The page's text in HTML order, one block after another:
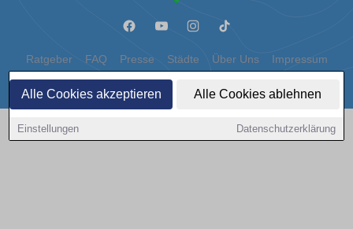
Alle Cookies akzeptieren Alle Cookies ablehnen
Einstellungen Datenschutzerklärung
Ratgeber FAQ Presse Städte Über Uns Impressum
Datenschutz Cookies
Copyright © 2000 - 2026 | 1A Infosysteme GmbH | Content by: 1a-sites-autos